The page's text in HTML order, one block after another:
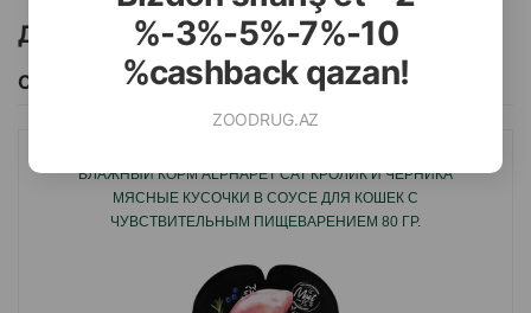
%-3%-5%-7%-10
%cashback qazan!
ZOODRUG.AZ
Другие товоры бренда
Смотреть Все
ВЛАЖНЫЙ КОРМ ALPHAPET CAT КРОЛИК И ЧЕРНИКА
МЯСНЫЕ КУСОЧКИ В СОУСЕ ДЛЯ КОШЕК С
ЧУВСТВИТЕЛЬНЫМ ПИЩЕВАРЕНИЕМ 80 ГР.